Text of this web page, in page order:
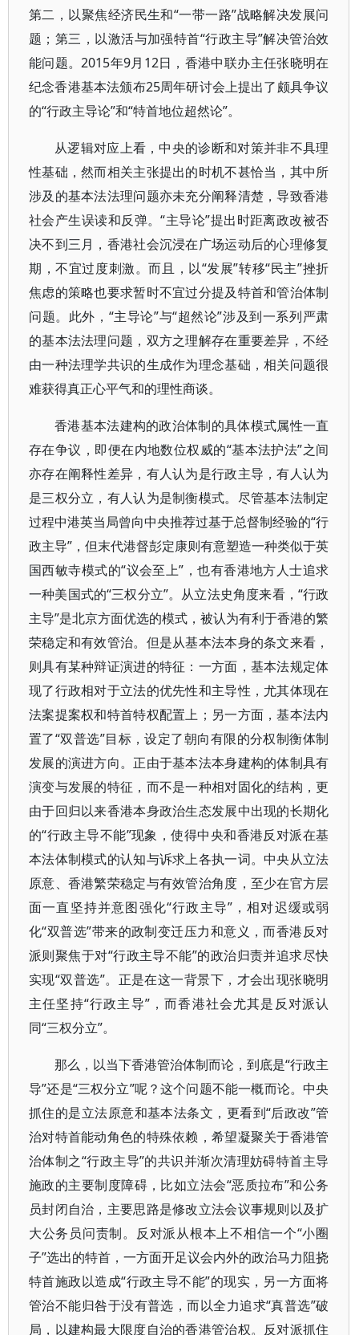
第二，以聚焦经济民生和“一带一路”战略解决发展问
题；第三，以激活与加强特首“行政主导”解决管治效
能问题。2015年9月12日，香港中联办主任张晓明在
纪念香港基本法颁布25周年研讨会上提出了颇具争议
的“行政主导论”和“特首地位超然论”。
从逻辑对应上看，中央的诊断和对策并非不具理
性基础，然而相关主张提出的时机不甚恰当，其中所
涉及的基本法法理问题亦未充分阐释清楚，导致香港
社会产生误读和反弹。“主导论”提出时距离政改被否
决不到三月，香港社会沉浸在广场运动后的心理修复
期，不宜过度刺激。而且，以“发展”转移“民主”挫折
焦虑的策略也要求暂时不宜过分提及特首和管治体制
问题。此外，“主导论”与“超然论”涉及到一系列严肃
的基本法法理问题，双方之理解存在重要差异，不经
由一种法理学共识的生成作为理念基础，相关问题很
难获得真正心平气和的理性商谈。
香港基本法建构的政治体制的具体模式属性一直
存在争议，即便在内地数位权威的“基本法护法”之间
亦存在阐释性差异，有人认为是行政主导，有人认为
是三权分立，有人认为是制衡模式。尽管基本法制定
过程中港英当局曾向中央推荐过基于总督制经验的“行
政主导”，但末代港督彭定康则有意塑造一种类似于英
国西敏寺模式的“议会至上”，也有香港地方人士追求
一种美国式的“三权分立”。从立法史角度来看，“行政
主导”是北京方面优选的模式，被认为有利于香港的繁
荣稳定和有效管治。但是从基本法本身的条文来看，
则具有某种辩证演进的特征：一方面，基本法规定体
现了行政相对于立法的优先性和主导性，尤其体现在
法案提案权和特首特权配置上；另一方面，基本法内
置了“双普选”目标，设定了朝向有限的分权制衡体制
发展的演进方向。正由于基本法本身建构的体制具有
演变与发展的特征，而不是一种相对固化的结构，更
由于回归以来香港本身政治生态发展中出现的长期化
的“行政主导不能”现象，使得中央和香港反对派在基
本法体制模式的认知与诉求上各执一词。中央从立法
原意、香港繁荣稳定与有效管治角度，至少在官方层
面一直坚持并意图强化“行政主导”，相对迟缓或弱
化“双普选”带来的政制变迁压力和意义，而香港反对
派则聚焦于对“行政主导不能”的政治归责并追求尽快
实现“双普选”。正是在这一背景下，才会出现张晓明
主任坚持“行政主导”，而香港社会尤其是反对派认
同“三权分立”。
那么，以当下香港管治体制而论，到底是“行政主
导”还是“三权分立”呢？这个问题不能一概而论。中央
抓住的是立法原意和基本法条文，更看到“后政改”管
治对特首能动角色的特殊依赖，希望凝聚关于香港管
治体制之“行政主导”的共识并渐次清理妨碍特首主导
施政的主要制度障碍，比如立法会“恶质拉布”和公务
员封闭自治，主要思路是修改立法会议事规则以及扩
大公务员问责制。反对派从根本上不相信一个“小圈
子”选出的特首，一方面开足议会内外的政治马力阻挠
特首施政以造成“行政主导不能”的现实，另一方面将
管治不能归咎于没有普选，而以全力追求“真普选”破
局，以建构最大限度自治的香港管治权。反对派抓住